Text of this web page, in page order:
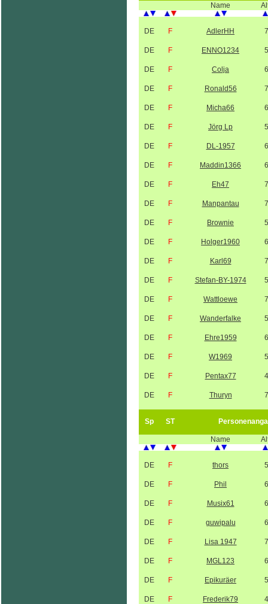
Name
DE F AdlerHH
DE F ENNO1234
DE F Colja
DE F Ronald56
DE F Micha66
DE F Jörg Lp
DE F DL-1957
DE F Maddin1366
DE F Eh47
DE F Manpantau
DE F Brownie
DE F Holger1960
DE F Karl69
DE F Stefan-BY-1974
DE F Wattloewe
DE F Wanderfalke
DE F Ehre1959
DE F W1969
DE F Pentax77
DE F Thuryn
Sp ST
Name
DE F thors
DE F Phil
DE F Musix61
DE F guwipalu
DE F Lisa 1947
DE F MGL123
DE F Epikuräer
DE F Frederik79